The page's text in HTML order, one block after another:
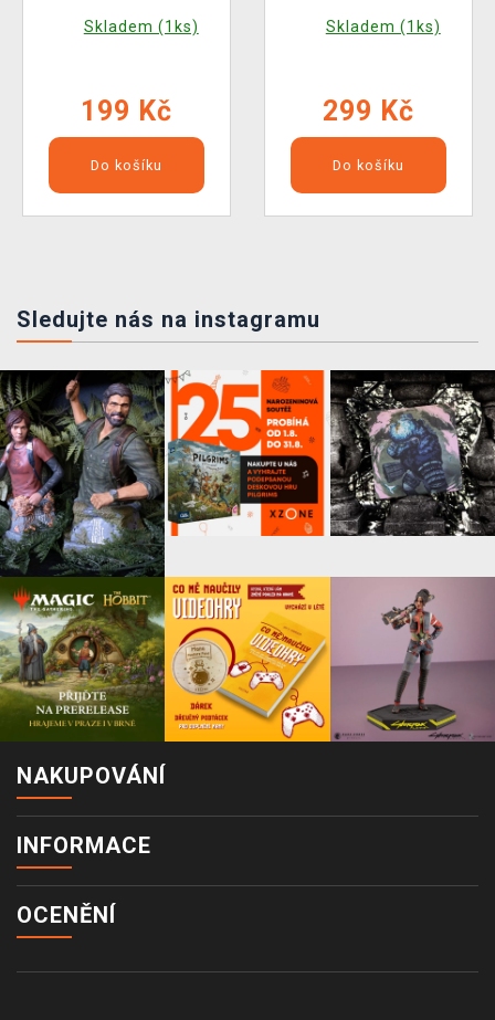
Skladem (1ks)
199 Kč
Do košíku
Skladem (1ks)
299 Kč
Do košíku
Sledujte nás na instagramu
NAKUPOVÁNÍ
INFORMACE
OCENĚNÍ